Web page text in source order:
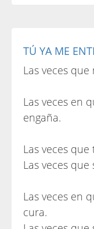
TÚ YA ME
Las veces
Las veces en
engaña.
Las veces
Las veces
Las veces en
cura.